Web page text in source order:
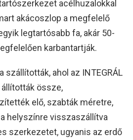
acélhuzalokkal
akácoszlop a megfelelő
legtartósabb fa, akár 50-
karbantartják.
szállították, ahol az INTEGRÁL
össze,
elő, szabták méretre,
helyszínre visszaszállítva
szerkezetet, ugyanis az erdő